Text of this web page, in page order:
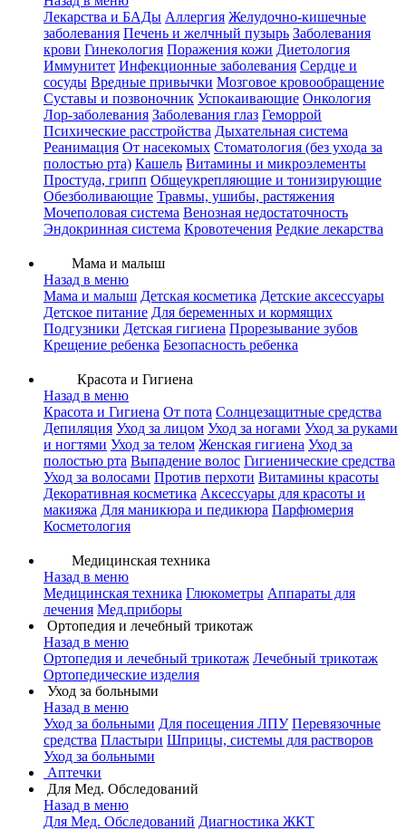
Лекарства и БАДы Аллергия Желудочно-кишечные
заболевания Печень и желчный пузырь Заболевания
крови Гинекология Поражения кожи Диетология
Иммунитет Инфекционные заболевания Сердце и
сосуды Вредные привычки Мозговое кровообращение
Суставы и позвоночник Успокаивающие Онкология
Лор-заболевания Заболевания глаз Геморрой
Психические расстройства Дыхательная система
Реанимация От насекомых Стоматология (без ухода за
полостью рта) Кашель Витамины и микроэлементы
Простуда, грипп Общеукрепляющие и тонизирующие
Обезболивающие Травмы, ушибы, растяжения
Мочеполовая система Венозная недостаточность
Эндокринная система Кровотечения Редкие лекарства
Мама и малыш
Назад в меню
Мама и малыш Детская косметика Детские аксессуары
Детское питание Для беременных и кормящих
Подгузники Детская гигиена Прорезывание зубов
Крещение ребенка Безопасность ребенка
Красота и Гигиена
Назад в меню
Красота и Гигиена От пота Солнцезащитные средства
Депиляция Уход за лицом Уход за ногами Уход за руками
и ногтями Уход за телом Женская гигиена Уход за
полостью рта Выпадение волос Гигиенические средства
Уход за волосами Против перхоти Витамины красоты
Декоративная косметика Аксессуары для красоты и
макияжа Для маникюра и педикюра Парфюмерия
Косметология
Медицинская техника
Назад в меню
Медицинская техника Глюкометры Аппараты для
лечения Мед.приборы
Ортопедия и лечебный трикотаж
Назад в меню
Ортопедия и лечебный трикотаж Лечебный трикотаж
Ортопедические изделия
Уход за больными
Назад в меню
Уход за больными Для посещения ЛПУ Перевязочные
средства Пластыри Шприцы, системы для растворов
Уход за больными
Аптечки
Для Мед. Обследований
Назад в меню
Для Мед. Обследований Диагностика ЖКТ